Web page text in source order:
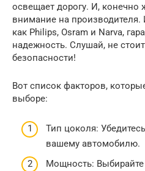
освещает дорогу. И, конечно
внимание на
как Philips, Osram и Narva,
надежность. Слушай, не
безопасности!
Вот список факторов,
выборе:
Тип цоколя:
вашему автомобилю.
Мощность: